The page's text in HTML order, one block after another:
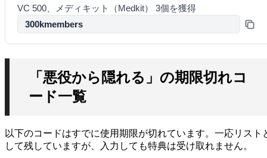
VC 500、メディキット（Medkit） 3個を獲得
300kmembers
「悪役から隠れる」の期限切れコ
ード一覧
以下のコードはすでに使用期限が切れています。一応リスト
して残していますが、入力しても特典は受け取れません。